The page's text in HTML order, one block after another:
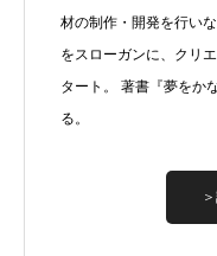
材の制作・開発を行い
をスローガンに、クリ
タート。 著書『夢をか
る。